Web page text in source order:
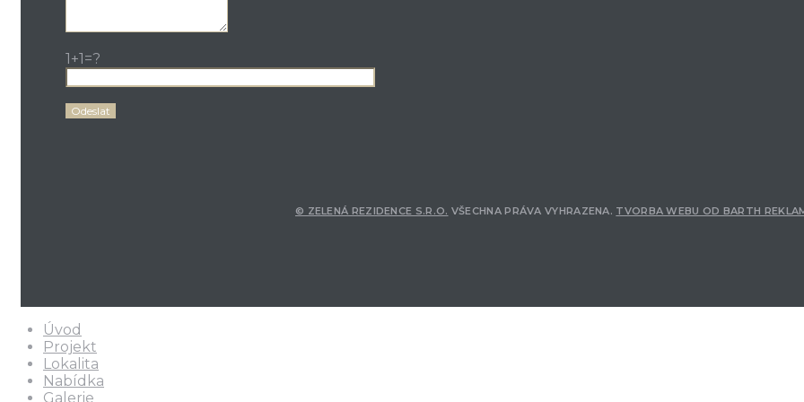
1+1=?
© ZELENÁ REZIDENCE S.R.O. VŠECHNA PRÁVA VYHRAZENA. TVORBA WEBU OD BARTH
Úvod
Projekt
Lokalita
Nabídka
Galerie